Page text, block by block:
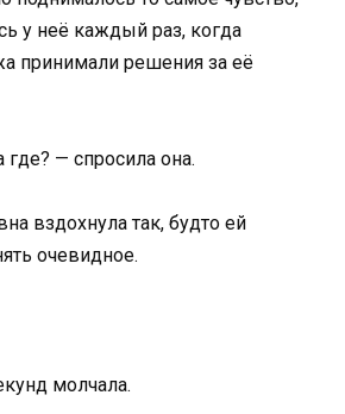
у неё каждый раз, когда
принимали решения за её
— спросила она.
вздохнула так, будто ей
очевидное.
молчала.